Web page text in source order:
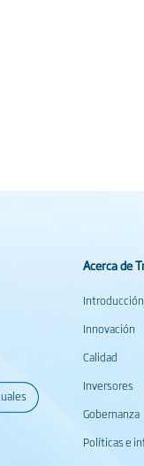
Acerca de
Introducción
Innovación
Calidad
Inversores
Gobernanza
Políticas e